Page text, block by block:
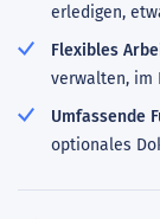
erledigen,
Flexibles
verwalten, im
Umfassende
optionales